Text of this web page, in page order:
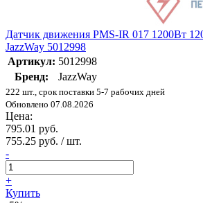
Датчик движения PMS-IR 017 1200Вт
JazzWay 5012998
Артикул: 5012998
Бренд:
JazzWay
222 шт., срок поставки 5-7 рабочих дней
Обновлено 07.08.2026
Цена:
795.01 руб.
755.25 руб. / шт.
-
+
Купить